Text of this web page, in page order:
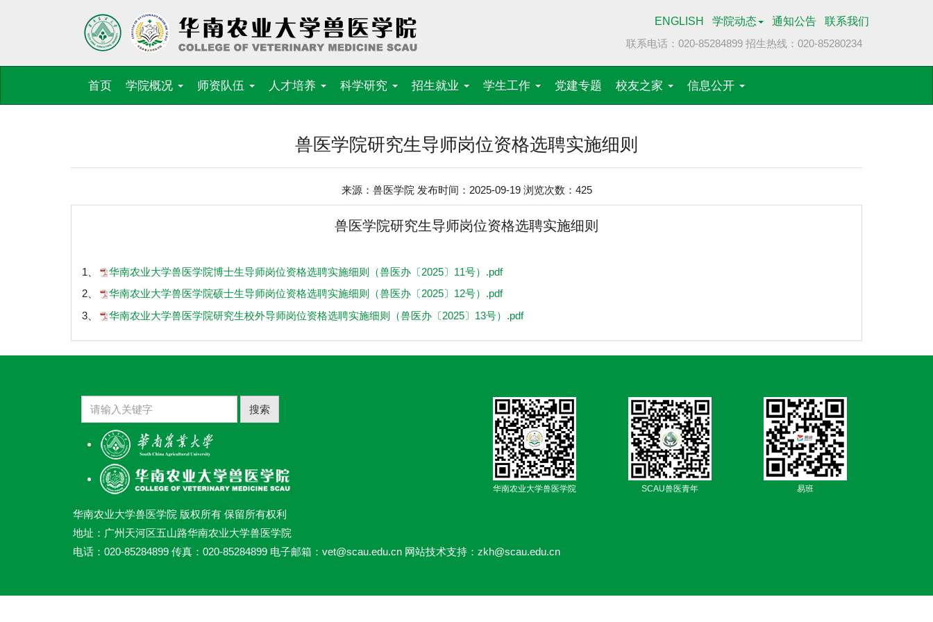
ENGLISH 学院动态 通知公告
联系我们
联系电话：020-85284899 招生热线：020-85280234
首页 学院概况 师资队伍 人才培养 科学研究 招生就业 学生工作 党建专题 校友之家 信息公开
兽医学院研究生导师岗位资格选聘实施细则
来源：兽医学院 发布时间：2025-09-19 浏览次数： 425
兽医学院研究生导师岗位资格选聘实施细则
1、
华南农业大学兽医学院博士生导师岗位资格选聘实施细则（兽医办〔2025〕11号）.pdf
2、
华南农业大学兽医学院硕士生导师岗位资格选聘实施细则（兽医办〔2025〕12号）.pdf
3、
华南农业大学兽医学院研究生校外导师岗位资格选聘实施细则（兽医办〔2025〕13号）.pdf
搜索
华南农业大学兽医学院 SCAU兽医青年 易班
华南农业大学兽医学院 版权所有 保留所有权利
地址：广州天河区五山路华南农业大学兽医学院
电话：020-85284899 传真：020-85284899 电子邮箱：vet@scau.edu.cn 网站技术支持：zkh@scau.edu.cn